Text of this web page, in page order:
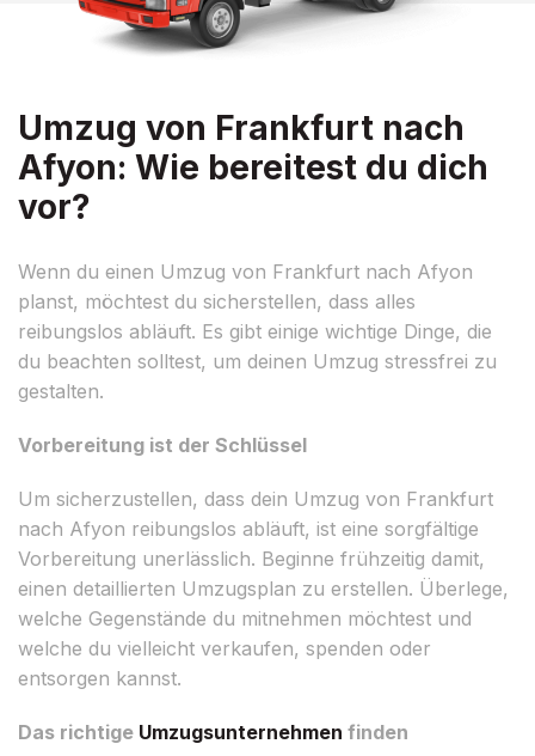
Umzug von Frankfurt nach
Afyon: Wie bereitest du dich
vor?
Wenn du einen Umzug von Frankfurt nach Afyon
planst, möchtest du sicherstellen, dass alles
reibungslos abläuft. Es gibt einige wichtige Dinge, die
du beachten solltest, um deinen Umzug stressfrei zu
gestalten.
Vorbereitung ist der Schlüssel
Um sicherzustellen, dass dein Umzug von Frankfurt
nach Afyon reibungslos abläuft, ist eine sorgfältige
Vorbereitung unerlässlich. Beginne frühzeitig damit,
einen detaillierten Umzugsplan zu erstellen. Überlege,
welche Gegenstände du mitnehmen möchtest und
welche du vielleicht verkaufen, spenden oder
entsorgen kannst.
Das richtige Umzugsunternehmen finden